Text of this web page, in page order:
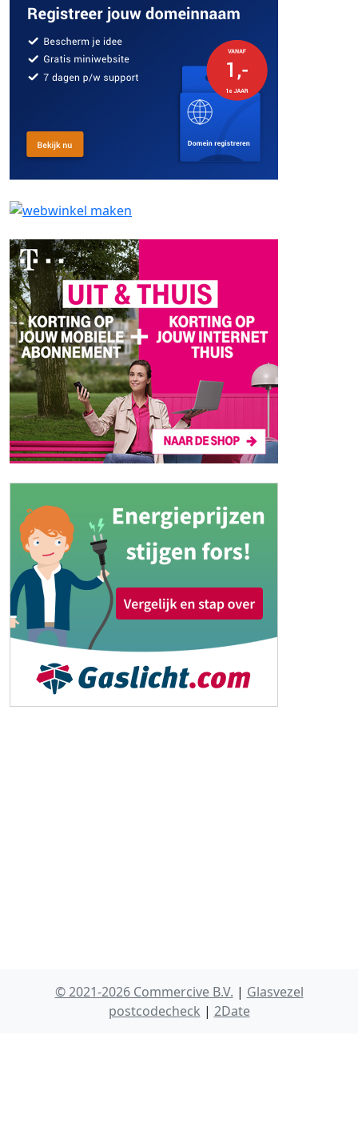
© 2021-2026 Commercive B.V. | Glasvezel
postcodecheck | 2Date